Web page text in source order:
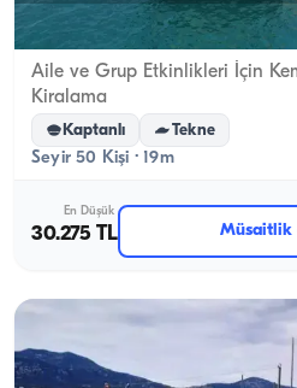
Kemer, Antalya
Aile ve Grup Etkinlikleri İçin
Kiralama
Kaptanlı Tekne
Seyir 50 Kişi · 19m
En Düşük
30.275 TL Müsaitlik